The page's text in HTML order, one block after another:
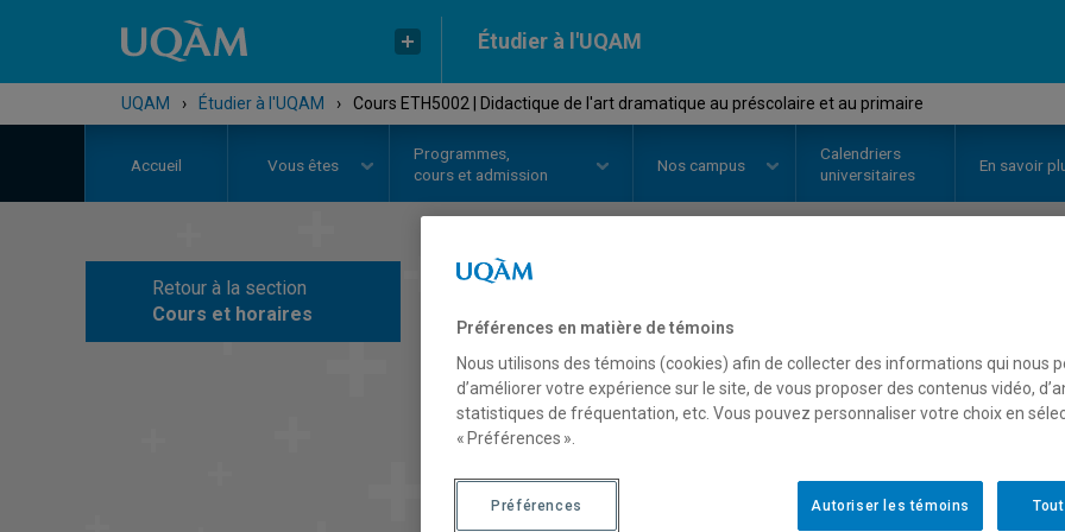
Étudier à l'UQAM
UQAM › Étudier à l'UQAM › Cours ETH5002 | Didactique de l'art dramatique au préscolaire et au primaire
Accueil Vous êtes
Programmes,
cours et admission
Nos campus
Calendriers
universitaires
En savoir
Retour à la section
Cours et horaires
COURS ETH5002
Didactique
préscolaire et au
Préférences en matière de témoins
Nous utilisons des témoins (cookies) afin de collecter des informations qui nous
d’améliorer votre expérience sur le site, de vous proposer des contenus vidéo,
statistiques de fréquentation, etc. Vous pouvez personnaliser votre choix en
« Préférences ».
Autoriser les témoins
Préférences